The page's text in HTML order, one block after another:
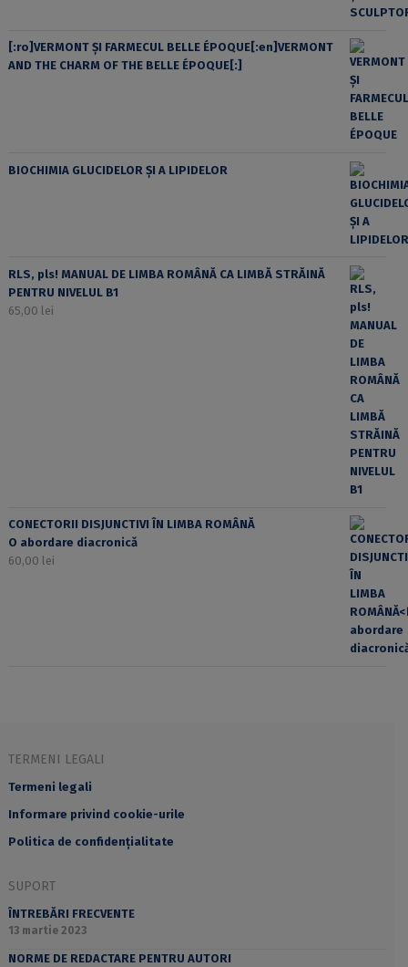
[:ro]VERMONT ȘI FARMECUL BELLE ÉPOQUE[:en]VERMONT
AND THE CHARM OF THE BELLE ÉPOQUE[:]
BIOCHIMIA GLUCIDELOR ȘI A LIPIDELOR
RLS, pls! MANUAL DE LIMBA ROMÂNĂ CA LIMBĂ STRĂINĂ
PENTRU NIVELUL B1
65,00 lei
CONECTORII DISJUNCTIVI ÎN LIMBA ROMÂNĂ
O abordare diacronică
60,00 lei
TERMENI LEGALI
Termeni legali
Informare privind cookie-urile
Politica de confidențialitate
SUPORT
ÎNTREBĂRI FRECVENTE
13 martie 2023
NORME DE REDACTARE PENTRU AUTORI